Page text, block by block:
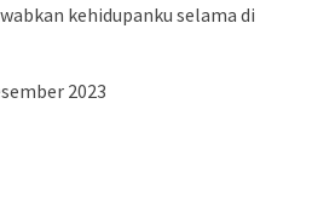
kehidupanku selama di
2023